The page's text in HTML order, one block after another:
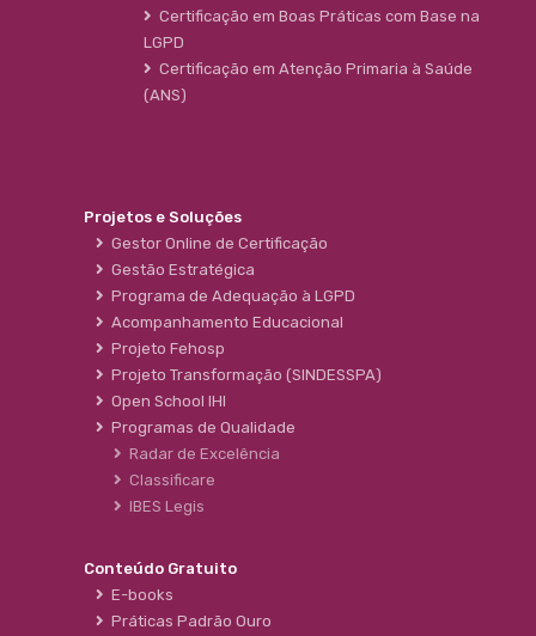
Certificação em Boas Práticas com Base na
LGPD
Certificação em Atenção Primaria à Saúde
(ANS)
Projetos e Soluções
Gestor Online de Certificação
Gestão Estratégica
Programa de Adequação à LGPD
Acompanhamento Educacional
Projeto Fehosp
Projeto Transformação (SINDESSPA)
Open School IHI
Programas de Qualidade
Radar de Excelência
Classificare
IBES Legis
Conteúdo Gratuito
E-books
Práticas Padrão Ouro